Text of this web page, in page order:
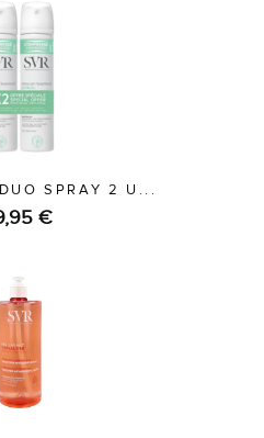
SPRAY 2 U...
€